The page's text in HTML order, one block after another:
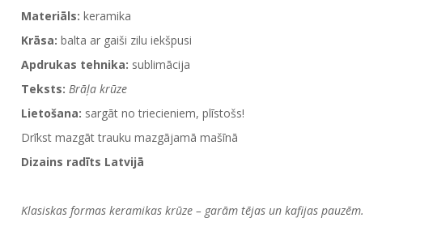
Materiāls: keramika
Krāsa: balta ar gaiši zilu iekšpusi
Apdrukas tehnika: sublimācija
Teksts: Brāļa krūze
Lietošana: sargāt no triecieniem, plīstošs!
Drīkst mazgāt trauku mazgājamā mašīnā
Dizains radīts Latvijā
Klasiskas formas keramikas krūze – garām tējas un kafijas pauzēm.